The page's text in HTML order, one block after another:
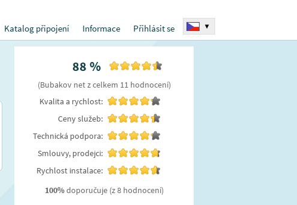
Katalog připojení Informace Přihlásit se ▾
88 %
(Bubakov netz celkem 11 hodnocení)
Kvalita a rychlost:
Ceny služeb:
Technická podpora:
Smlouvy, prodejci:
Rychlost instalace:
100%doporučuje(z 8 hodnocení)